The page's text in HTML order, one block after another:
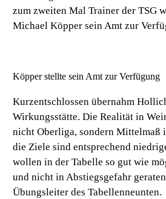
zum zweiten Mal Trainer der TSG
Michael Köpper sein Amt zur
Köpper stellte sein Amt zur Verfügung
Kurzentschlossen übernahm
Wirkungsstätte. Die Realität in
nicht Oberliga, sondern Mittelmaß
die Ziele sind entsprechend
wollen in der Tabelle so gut wie
und nicht in Abstiegsgefahr
Übungsleiter des Tabellenneunten.